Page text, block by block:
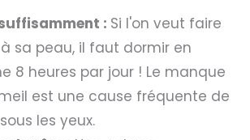
: Si l'on veut faire
sa peau, il faut dormir en
8 heures par jour ! Le manque
est une cause fréquente de
les yeux.